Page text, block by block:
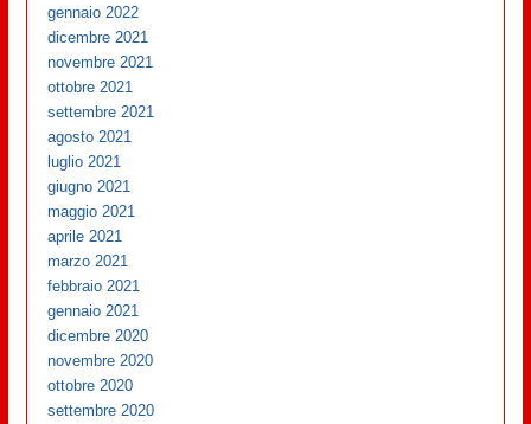
gennaio 2022
dicembre 2021
novembre 2021
ottobre 2021
settembre 2021
agosto 2021
luglio 2021
giugno 2021
maggio 2021
aprile 2021
marzo 2021
febbraio 2021
gennaio 2021
dicembre 2020
novembre 2020
ottobre 2020
settembre 2020